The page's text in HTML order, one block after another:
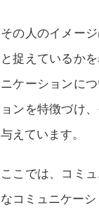
その人のイメー
と捉えているか
ニケーションに
ョンを特徴づけ
与えています。
ここでは、コミ
なコミュニケー